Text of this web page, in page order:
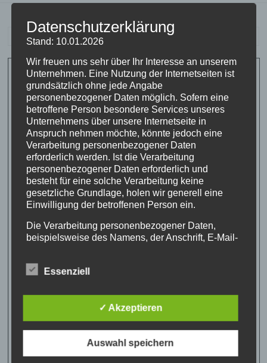
Nico 13. Januar 2022 Covid-19
Datenschutzerklärung
Stand: 10.01.2026
Wir freuen uns sehr über Ihr Interesse an unserem
Unternehmen. Eine Nutzung der Internetseiten ist
grundsätzlich ohne jede Angabe
personenbezogener Daten möglich. Sofern eine
betroffene Person besondere Services unseres
Unternehmens über unsere Internetseite in
Anspruch nehmen möchte, könnte jedoch eine
Verarbeitung personenbezogener Daten
erforderlich werden. Ist die Verarbeitung
personenbezogener Daten erforderlich und
besteht für eine solche Verarbeitung keine
gesetzliche Grundlage, holen wir generell eine
Einwilligung der betroffenen Person ein.
Die Verarbeitung personenbezogener Daten,
beispielsweise des Namens, der Anschrift, E-Mail-
Person, erfolgt stets im Einklang mit der
Datenschutz-Grundverordnung und in
landesspezifischen Datenschutzbestimmungen.
Mittels dieser Datenschutzerklärung möchte unser
Unternehmen die Öffentlichkeit über Art, Umfang
und Zweck der von uns erhobenen, genutzten und
verarbeiteten personenbezogenen Daten
informieren. Ferner werden betroffene Personen
Essenziell
✓ Akzeptieren
Auswahl speichern